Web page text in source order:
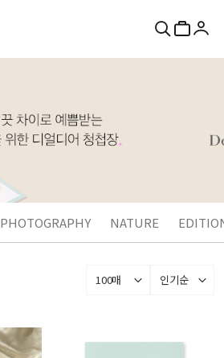
PHOTOGRAPHY NATURE
100매 인기순